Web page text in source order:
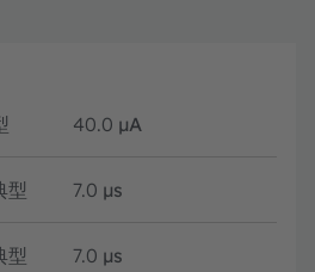
40.0 µA
型 7.0 µs
型 7.0 µs